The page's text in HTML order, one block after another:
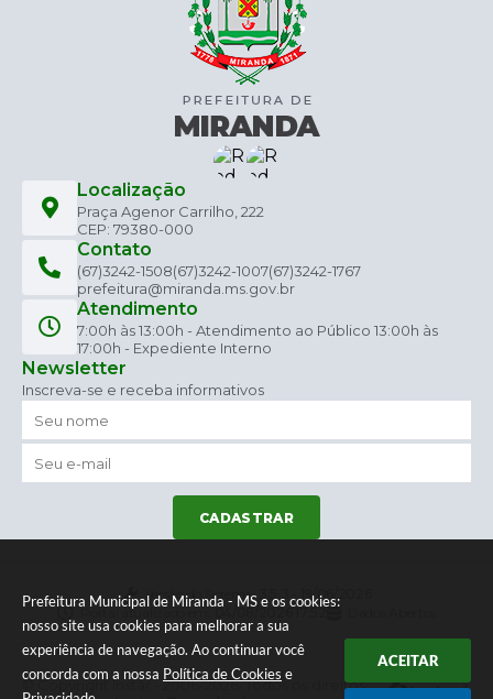
Prefeitura Municipal de Miranda - MS e os cookies:
nosso site usa cookies para melhorar a sua
experiência de navegação. Ao continuar você
concorda com a nossa Política de Cookies e
ACEITAR
Localização
Praça Agenor Carrilho, 222
CEP: 79380-000
Contato
(67)3242-1508(67)3242-1007(67)3242-1767
prefeitura@miranda.ms.gov.br
Atendimento
7:00h às 13:00h - Atendimento ao Público 13:00h às
17:00h - Expediente Interno
Newsletter
Inscreva-se e receba informativos
CADASTRAR
Versão do Sistema:
3.5.3 - 19/06/2026
Portal atualizado em:
© Copyright Instar - 2006-2026. Todos os direitos